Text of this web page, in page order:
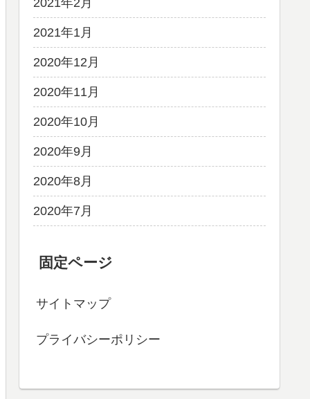
2021年2月
2021年1月
2020年12月
2020年11月
2020年10月
2020年9月
2020年8月
2020年7月
固定ページ
サイトマップ
プライバシーポリシー